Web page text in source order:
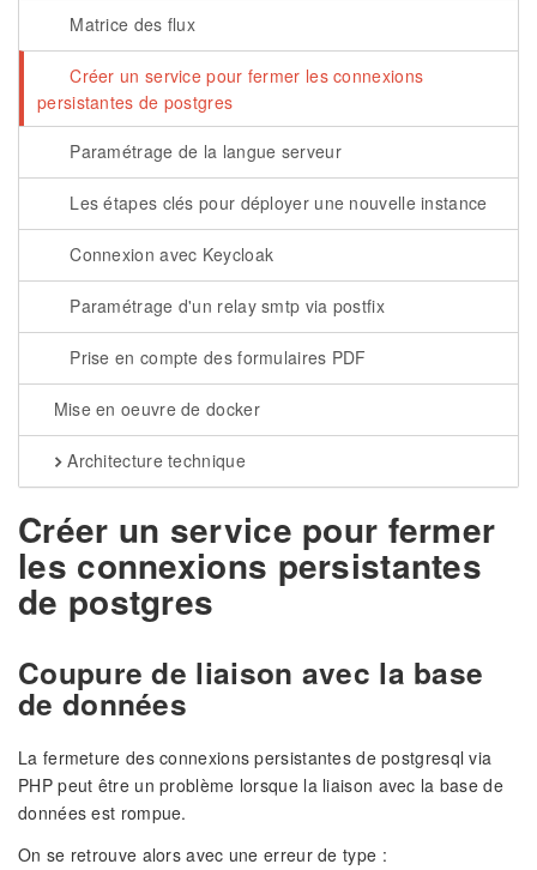
Matrice des flux
Créer un service pour fermer les connexions
persistantes de postgres
Paramétrage de la langue serveur
Les étapes clés pour déployer une nouvelle instance
Connexion avec Keycloak
Paramétrage d'un relay smtp via postfix
Prise en compte des formulaires PDF
Mise en oeuvre de docker
Architecture technique
Créer un service pour fermer
les connexions persistantes
de postgres
Coupure de liaison avec la base
de données
La fermeture des connexions persistantes de postgresql via
PHP peut être un problème lorsque la liaison avec la base de
données est rompue.
On se retrouve alors avec une erreur de type :